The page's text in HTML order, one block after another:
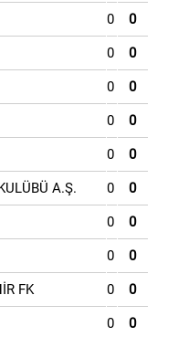
0 0
0 0
0 0
0 0
0 0
A.Ş. 0 0
0 0
0 0
FK 0 0
0 0